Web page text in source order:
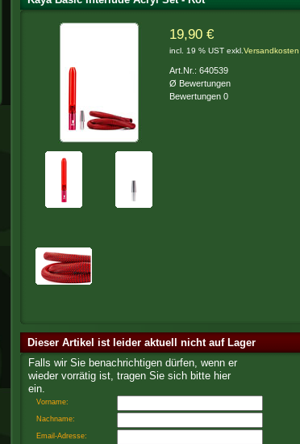
19,90 €
incl. 19 % UST exkl. Versandkosten
Art.Nr.: 640539
Ø Bewertungen
Bewertungen 0
Dieser Artikel ist leider aktuell nicht auf Lager
Falls wir Sie benachrichtigen dürfen, wenn er
wieder vorrätig ist, tragen Sie sich bitte hier
ein.
Vorname:
Nachname:
Email-Adresse: